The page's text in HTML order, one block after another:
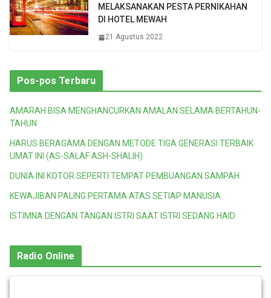
MELAKSANAKAN PESTA PERNIKAHAN
DI HOTEL MEWAH
21 Agustus 2022
Pos-pos Terbaru
AMARAH BISA MENGHANCURKAN AMALAN SELAMA BERTAHUN-
TAHUN
HARUS BERAGAMA DENGAN METODE TIGA GENERASI TERBAIK
UMAT INI (AS-SALAF ASH-SHALIH)
DUNIA INI KOTOR SEPERTI TEMPAT PEMBUANGAN SAMPAH
KEWAJIBAN PALING PERTAMA ATAS SETIAP MANUSIA
ISTIMNA DENGAN TANGAN ISTRI SAAT ISTRI SEDANG HAID
Radio Online